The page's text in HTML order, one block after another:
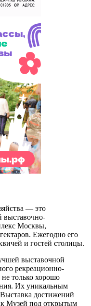
— это
Москвы,
Ежегодно его
и гостей столицы.
выставочной
рекреационно-
не только хорошо
Их уникальным
достижений
Музей под открытым